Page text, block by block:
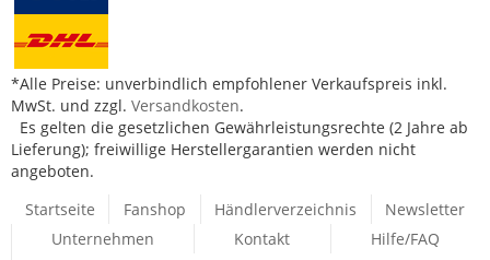
*Alle Preise: unverbindlich empfohlener Verkaufspreis inkl.
MwSt. und zzgl. Versandkosten.
Es gelten die gesetzlichen Gewährleistungsrechte (2 Jahre ab
Lieferung); freiwillige Herstellergarantien werden nicht
angeboten.
Startseite
Fanshop Händlerverzeichnis
Newsletter
Unternehmen
Kontakt
Hilfe/FAQ